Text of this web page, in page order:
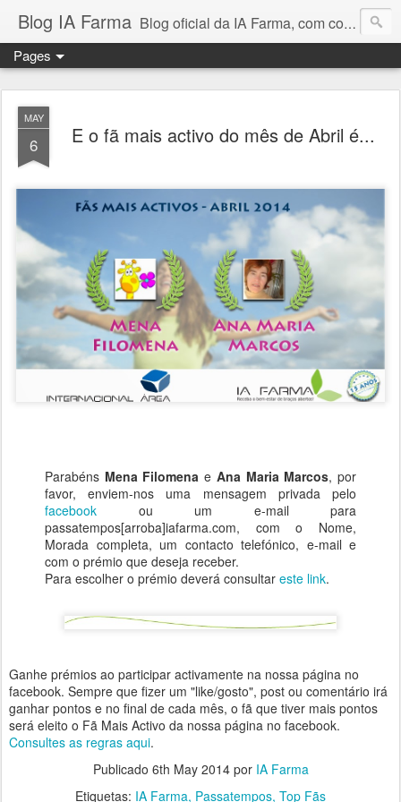
Blog IA Farma Blog oficial da IA Farma, com conteúdos sobre saúde, novidades sobre produtos, passatempos e muito mais!
Pages
MAY
6 E o fã mais activo do mês de Abril é...
Parabéns Mena Filomenae Ana Maria Marcos, por
favor, enviem-nos uma mensagem privada pelo
facebook ou um e-mail para
passatempos[arroba]iafarma.com, com o Nome,
Morada completa, um contacto telefónico, e-mail e
com o prémio que deseja receber.
Para escolher o prémio deverá consultar este link.
Ganhe prémios ao participar activamente na nossa página no
facebook. Sempre que fizer um "like/gosto", post ou comentário irá
ganhar pontos e no final de cada mês, o fã que tiver mais pontos
será eleito o Fã Mais Activo da nossa página no facebook.
Consultes as regras aqui.
Publicado 6th May 2014por IA Farma
Etiquetas: IA Farma Passatempos Top Fãs